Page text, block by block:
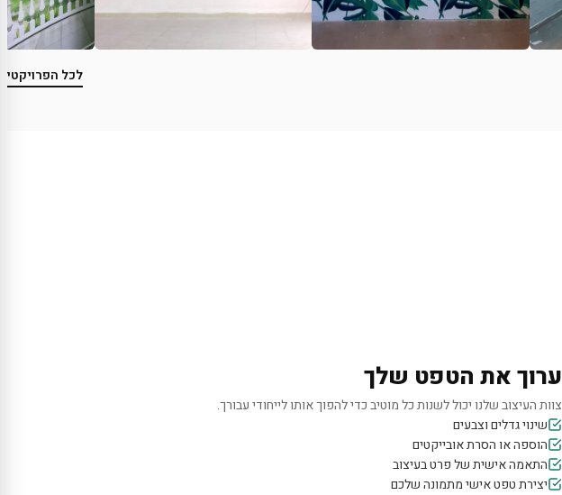
לכל
ערוך את הטפט שלך
צוות העיצוב שלנו יכול לשנות כל מוטיב כדי להפוך אותו לייחודי עבורך.
שינוי גדלים וצבעים
הוספה או הסרת אובייקטים
התאמה אישית של פרט בעיצוב
יצירת טפט אישי מתמונה שלכם